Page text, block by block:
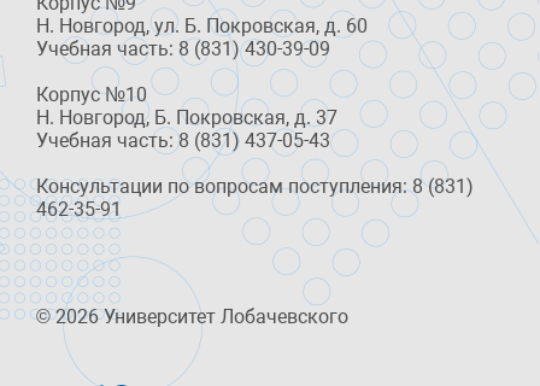
Н. Новгород, ул. Б. Покровская, д. 60
Учебная часть: 8 (831) 430-39-09
Корпус №10
Н. Новгород, Б. Покровская, д. 37
Учебная часть: 8 (831) 437-05-43
Консультации по вопросам поступления: 8 (831)
462-35-91
© 2026 Университет Лобачевского